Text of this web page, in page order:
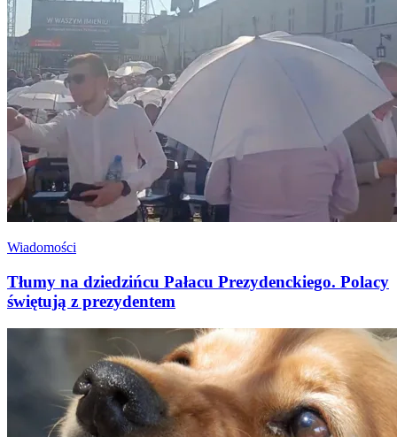
Wiadomości
Tłumy na dziedzińcu Pałacu Prezydenckiego. Polacy
świętują z prezydentem